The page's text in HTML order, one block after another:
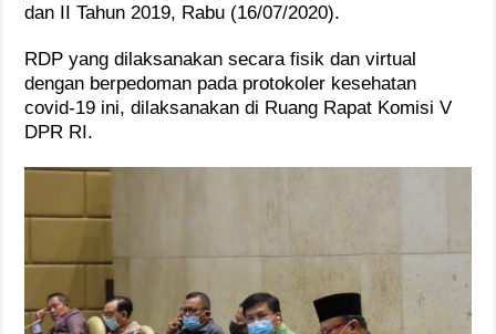
dan II Tahun 2019, Rabu (16/07/2020).
RDP yang dilaksanakan secara fisik dan virtual
dengan berpedoman pada protokoler kesehatan
covid-19 ini, dilaksanakan di Ruang Rapat Komisi V
DPR RI.